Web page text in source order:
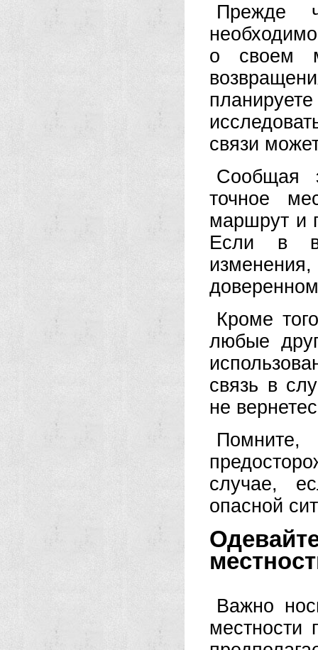
Прежде
о своем
связи
Сообщая
точное
маршрут и
Если в
Кроме
любые
связь в
не
случае,
опасной
Важно
местности